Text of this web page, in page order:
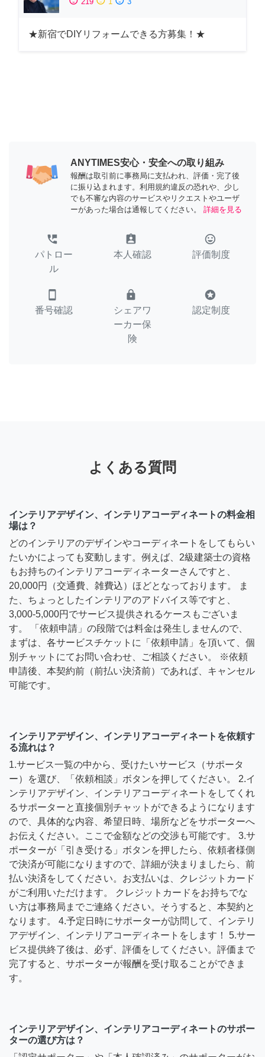
★新宿でDIYリフォームできる方募集！★
ANYTIMES安心・安全への取り組み
報酬は取引前に事務局に支払われ、評価・完了後
に振り込まれます。利用規約違反の恐れや、少し
でも不審な内容のサービスやリクエストやユーザ
ーがあった場合は通報してください。
詳細を見る
perm_phone_msg
パトロー
ル
assignment_ind
本人確認
tag_faces
評価制度
smartphone
番号確認
lock
シェアワ
ーカー保
険
stars
認定制度
よくある質問
インテリアデザイン、インテリアコーディネートの料金相
場は？
どのインテリアのデザインやコーディネートをしてもらい
たいかによっても変動します。例えば、2級建築士の資格
もお持ちのインテリアコーディネーターさんですと、
20,000円（交通費、雑費込）ほどとなっております。 ま
た、ちょっとしたインテリアのアドバイス等ですと、
3,000-5,000円でサービス提供されるケースもございま
す。 「依頼申請」の段階では料金は発生しませんので、
まずは、各サービスチケットに「依頼申請」を頂いて、個
別チャットにてお問い合わせ、ご相談ください。 ※依頼
申請後、本契約前（前払い決済前）であれば、キャンセル
可能です。
インテリアデザイン、インテリアコーディネートを依頼す
る流れは？
1.サービス一覧の中から、受けたいサービス（サポータ
ー）を選び、「依頼相談」ボタンを押してください。 2.イ
ンテリアデザイン、インテリアコーディネートをしてくれ
るサポーターと直接個別チャットができるようになります
ので、具体的な内容、希望日時、場所などをサポーターへ
お伝えください。ここで金額などの交渉も可能です。 3.サ
ポーターが「引き受ける」ボタンを押したら、依頼者様側
で決済が可能になりますので、詳細が決まりましたら、前
払い決済をしてください。お支払いは、クレジットカード
がご利用いただけます。 クレジットカードをお持ちでな
い方は事務局までご連絡ください。そうすると、本契約と
なります。 4.予定日時にサポーターが訪問して、インテリ
アデザイン、インテリアコーディネートをします！ 5.サー
ビス提供終了後は、必ず、評価をしてください。評価まで
完了すると、サポーターが報酬を受け取ることができま
す。
インテリアデザイン、インテリアコーディネートのサポー
ターの選び方は？